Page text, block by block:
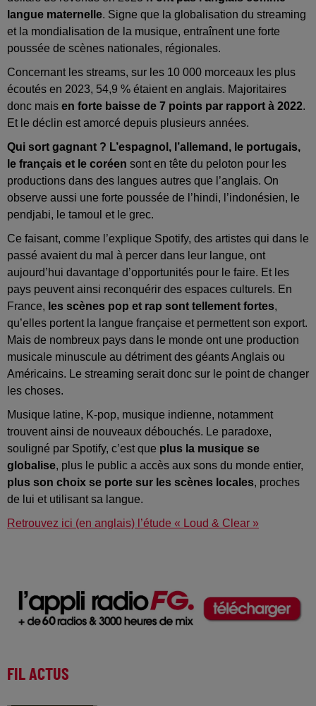
langue maternelle. Signe que la globalisation du streaming
et la mondialisation de la musique, entraînent une forte
poussée de scènes nationales, régionales.
Concernant les streams, sur les 10 000 morceaux les plus
écoutés en 2023, 54,9 % étaient en anglais. Majoritaires
donc mais en forte baisse de 7 points par rapport à 2022.
Et le déclin est amorcé depuis plusieurs années.
Qui sort gagnant ? L’espagnol, l’allemand, le portugais,
le français et le coréen sont en tête du peloton pour les
productions dans des langues autres que l’anglais. On
observe aussi une forte poussée de l’hindi, l’indonésien, le
pendjabi, le tamoul et le grec.
Ce faisant, comme l’explique Spotify, des artistes qui dans le
passé avaient du mal à percer dans leur langue, ont
aujourd’hui davantage d’opportunités pour le faire. Et les
pays peuvent ainsi reconquérir des espaces culturels. En
France, les scènes pop et rap sont tellement fortes,
qu’elles portent la langue française et permettent son export.
Mais de nombreux pays dans le monde ont une production
musicale minuscule au détriment des géants Anglais ou
Américains. Le streaming serait donc sur le point de changer
les choses.
Musique latine, K-pop, musique indienne, notamment
trouvent ainsi de nouveaux débouchés. Le paradoxe,
souligné par Spotify, c’est que plus la musique se
globalise, plus le public a accès aux sons du monde entier,
plus son choix se porte sur les scènes locales, proches
de lui et utilisant sa langue.
Retrouvez ici (en anglais) l’étude « Loud & Clear »
FIL ACTUS